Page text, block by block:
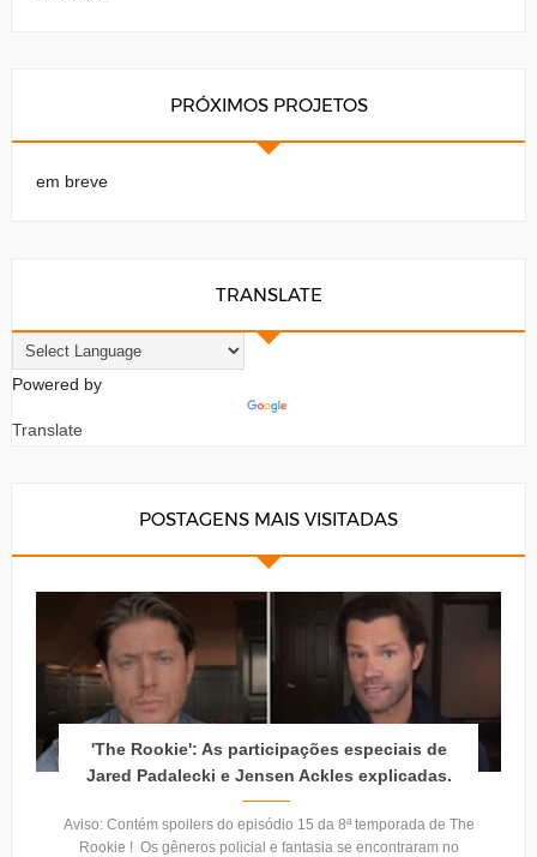
PRÓXIMOS PROJETOS
em breve
TRANSLATE
Powered by
Translate
POSTAGENS MAIS VISITADAS
'The Rookie': As participações especiais de
Jared Padalecki e Jensen Ackles explicadas.
Aviso: Contém spoilers do episódio 15 da 8ª temporada de The
Rookie ! Os gêneros policial e fantasia se encontraram no